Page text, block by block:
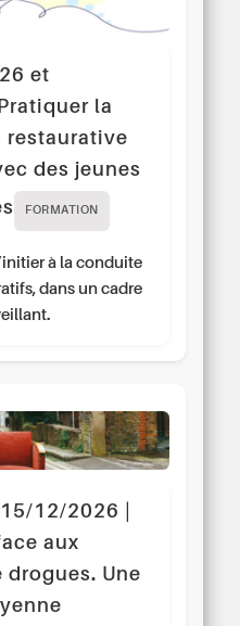
et
la
restaurative
des jeunes
FORMATION
à la conduite
dans un cadre
12/2026 |
aux
Une